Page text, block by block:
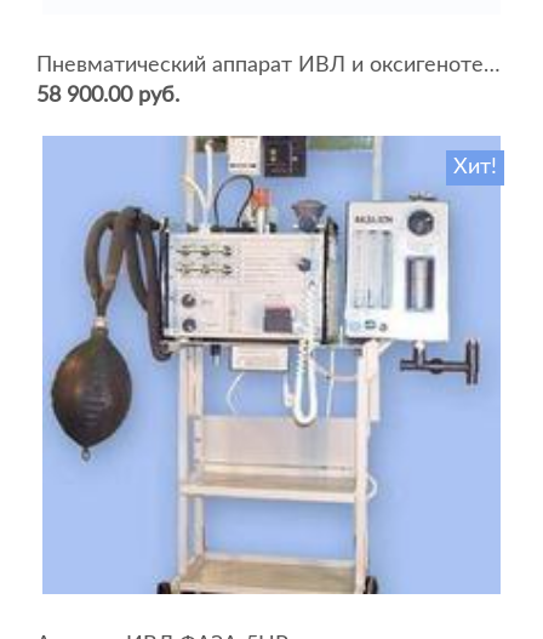
Пневматический аппарат ИВЛ и оксигенотерапии портативный АИВЛп-2/20-«ТМТ»
58 900.00 руб.
Хит!